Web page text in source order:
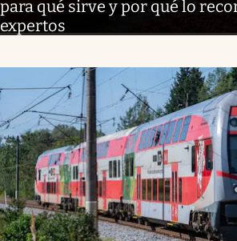
para qué sirve y por qué lo
expertos